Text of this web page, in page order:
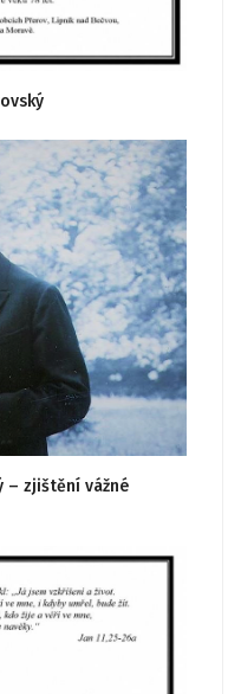
– zjištění vážné